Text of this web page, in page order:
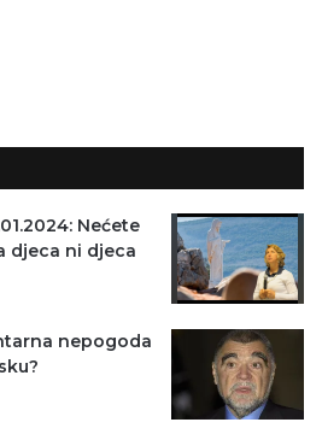
Nećete
djeca ni djeca
nepogoda